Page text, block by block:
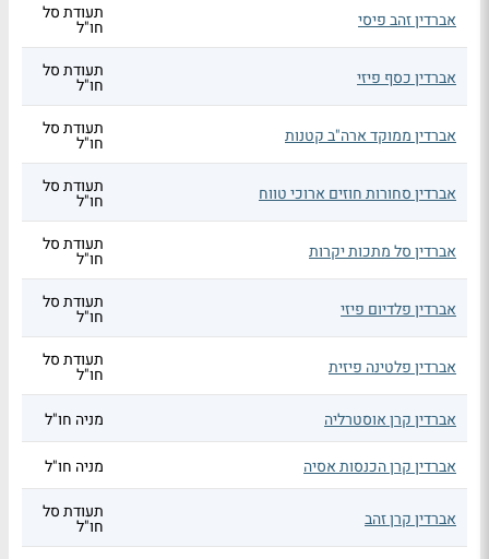
אברדין זהב פיסי תעודת סל
חו"ל
אברדין כסף פיזי תעודת סל
חו"ל
אברדין ממוקד ארה"ב קטנות תעודת סל
חו"ל
אברדין סחורות חוזים ארוכי טווח תעודת סל
חו"ל
אברדין סל מתכות יקרות תעודת סל
חו"ל
אברדין פלדיום פיזי תעודת סל
חו"ל
אברדין פלטינה פיזית תעודת סל
חו"ל
אברדין קרן אוסטרליה
מניה חו"ל
אברדין קרן הכנסות אסיה מניה חו"ל
אברדין קרן זהב תעודת סל
חו"ל